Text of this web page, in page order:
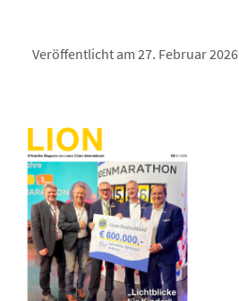
Veröffentlicht am 27. Februar 2026